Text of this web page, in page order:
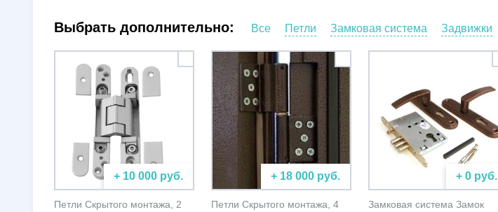
Выбрать дополнительно: Все Петли Замковая система Задвижки
+ 10 000 руб.
Петли Скрытого монтажа, 2
+ 18 000 руб.
Петли Скрытого монтажа, 4
+ 0 руб.
Замковая система Замок